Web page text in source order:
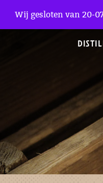
Wij gesloten van 20-